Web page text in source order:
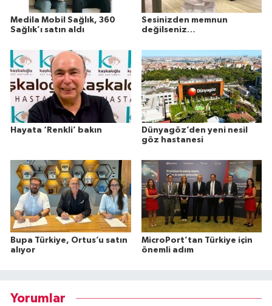
Medila Mobil Sağlık, 360
Sağlık’ı satın aldı
Sesinizden memnun
değilseniz…
Hayata ‘Renkli’ bakın
Dünyagöz’den yeni nesil
göz hastanesi
Bupa Türkiye, Ortus’u satın
alıyor
MicroPort’tan Türkiye için
önemli adım
Yorumlar